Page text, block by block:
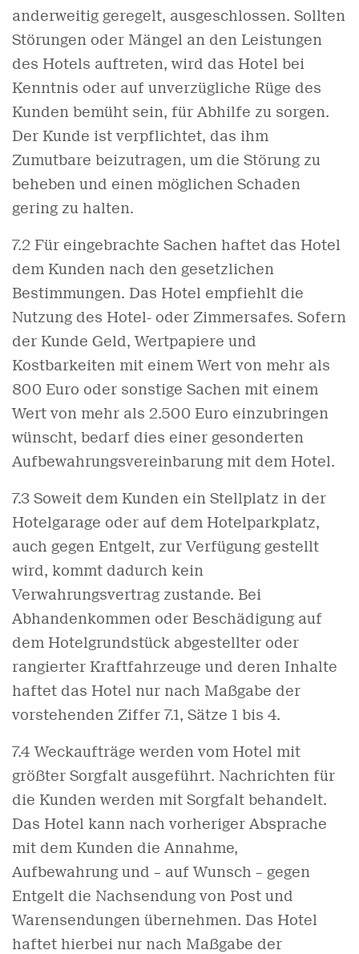
anderweitig geregelt, ausgeschlossen. Sollten
Störungen oder Mängel an den Leistungen
des Hotels auftreten, wird das Hotel bei
Kenntnis oder auf unverzügliche Rüge des
Kunden bemüht sein, für Abhilfe zu sorgen.
Der Kunde ist verpflichtet, das ihm
Zumutbare beizutragen, um die Störung zu
beheben und einen möglichen Schaden
gering zu halten.
7.2 Für eingebrachte Sachen haftet das Hotel
dem Kunden nach den gesetzlichen
Bestimmungen. Das Hotel empfiehlt die
Nutzung des Hotel- oder Zimmersafes. Sofern
der Kunde Geld, Wertpapiere und
Kostbarkeiten mit einem Wert von mehr als
800 Euro oder sonstige Sachen mit einem
Wert von mehr als 2.500 Euro einzubringen
wünscht, bedarf dies einer gesonderten
Aufbewahrungsvereinbarung mit dem Hotel.
7.3 Soweit dem Kunden ein Stellplatz in der
Hotelgarage oder auf dem Hotelparkplatz,
auch gegen Entgelt, zur Verfügung gestellt
wird, kommt dadurch kein
Verwahrungsvertrag zustande. Bei
Abhandenkommen oder Beschädigung auf
dem Hotelgrundstück abgestellter oder
rangierter Kraftfahrzeuge und deren Inhalte
haftet das Hotel nur nach Maßgabe der
vorstehenden Ziffer 7.1, Sätze 1 bis 4.
7.4 Weckaufträge werden vom Hotel mit
größter Sorgfalt ausgeführt. Nachrichten für
die Kunden werden mit Sorgfalt behandelt.
Das Hotel kann nach vorheriger Absprache
mit dem Kunden die Annahme,
Aufbewahrung und – auf Wunsch – gegen
Entgelt die Nachsendung von Post und
Warensendungen übernehmen. Das Hotel
haftet hierbei nur nach Maßgabe der